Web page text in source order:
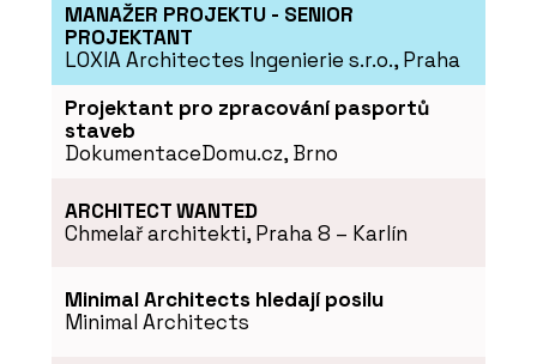
MANAŽER PROJEKTU - SENIOR
PROJEKTANT
LOXIA Architectes Ingenierie s.r.o., Praha
Projektant pro zpracování pasportů
staveb
DokumentaceDomu.cz, Brno
ARCHITECT WANTED
Chmelař architekti, Praha 8 – Karlín
Minimal Architects hledají posilu
Minimal Architects